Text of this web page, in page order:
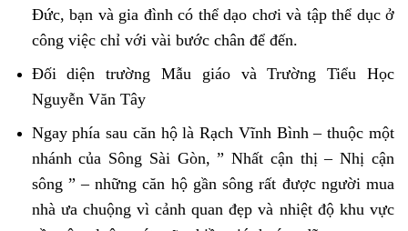
Đức, bạn và gia đình có thể dạo chơi và tập thể dục ở
công việc chỉ với vài bước chân để đến.
Đối diện trường Mẫu giáo và Trường Tiểu Học
Nguyễn Văn Tây
Ngay phía sau căn hộ là Rạch Vĩnh Bình – thuộc một
nhánh của Sông Sài Gòn, ” Nhất cận thị – Nhị cận
sông ” – những căn hộ gần sông rất được người mua
nhà ưa chuộng vì cảnh quan đẹp và nhiệt độ khu vực